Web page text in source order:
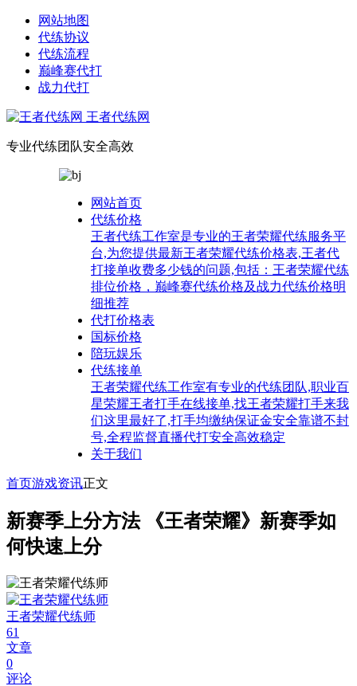
网站地图
代练协议
代练流程
巅峰赛代打
战力代打
王者代练网
专业代练团队安全高效
网站首页
代练价格
王者代练工作室是专业的王者荣耀代练服务平
台,为您提供最新王者荣耀代练价格表,王者代
打接单收费多少钱的问题,包括：王者荣耀代练
排位价格，巅峰赛代练价格及战力代练价格明
细推荐
代打价格表
国标价格
陪玩娱乐
代练接单
王者荣耀代练工作室有专业的代练团队,职业百
星荣耀王者打手在线接单,找王者荣耀打手来我
们这里最好了,打手均缴纳保证金安全靠谱不封
号,全程监督直播代打安全高效稳定
关于我们
首页游戏资讯正文
新赛季上分方法 《王者荣耀》新赛季如
何快速上分
王者荣耀代练师
61
文章
0
评论